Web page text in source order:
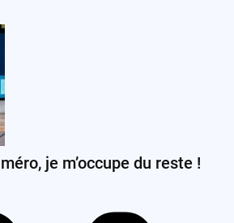
je m’occupe du reste !